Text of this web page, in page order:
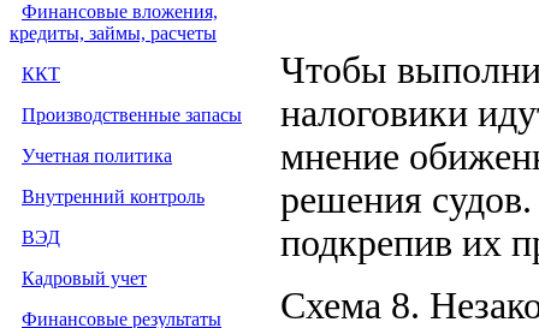
Финансовые вложения,
кредиты, займы, расчеты
ККТ
Производственные запасы
Учетная политика
Внутренний контроль
ВЭД
Кадровый учет
Финансовые результаты
Чтобы
налоговики
мнение
решения
подкрепив их
Схема 8.